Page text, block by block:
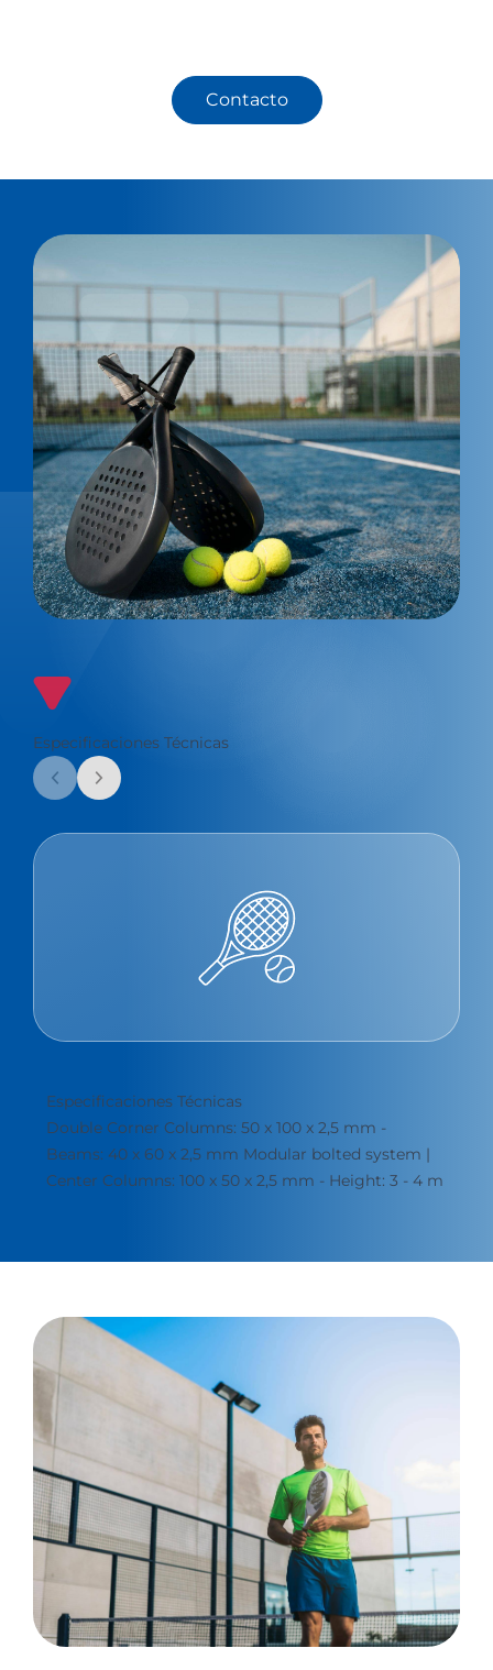
Contacto
Especificaciones Técnicas
Especificaciones Técnicas
Double Corner Columns: 50 x 100 x 2,5 mm -
Beams: 40 x 60 x 2,5 mm Modular bolted system |
Center Columns: 100 x 50 x 2,5 mm - Height: 3 - 4 m